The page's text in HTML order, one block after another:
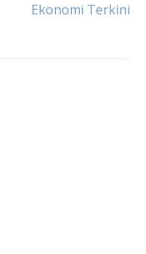
Ekonomi Terkini